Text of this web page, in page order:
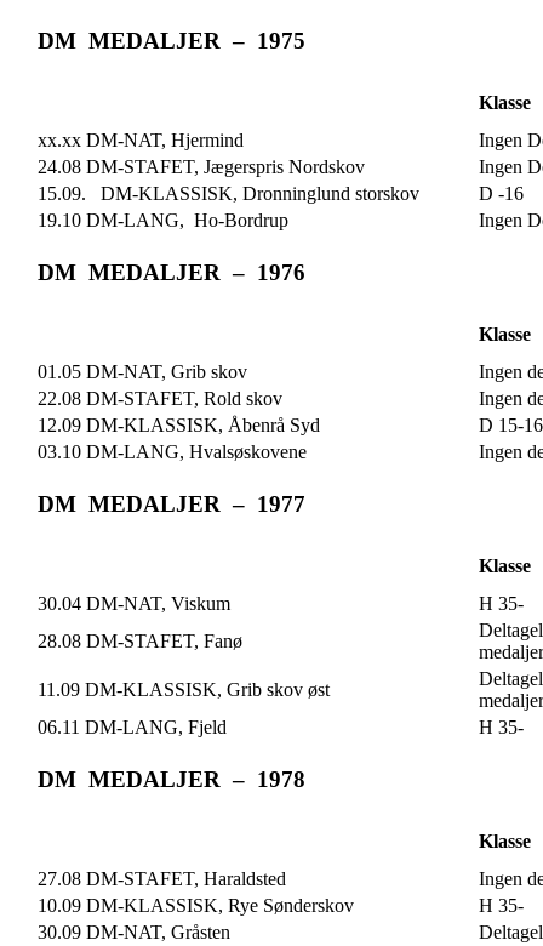
DM MEDALJER – 1975
Klasse
xx.xx DM-NAT, Hjermind
Ingen
24.08 DM-STAFET, Jægerspris Nordskov
Ingen
15.09. DM-KLASSISK, Dronninglund storskov
D -16
19.10 DM-LANG, Ho-Bordrup
Ingen
DM MEDALJER – 1976
Klasse
01.05 DM-NAT, Grib skov
Ingen
22.08 DM-STAFET, Rold skov
Ingen
12.09 DM-KLASSISK, Åbenrå Syd
D 15-16
03.10 DM-LANG, Hvalsøskovene
Ingen
DM MEDALJER – 1977
Klasse
30.04 DM-NAT, Viskum
H 35-
28.08 DM-STAFET, Fanø
medaljer
11.09 DM-KLASSISK, Grib skov øst
medaljer
06.11 DM-LANG, Fjeld
H 35-
DM MEDALJER – 1978
Klasse
27.08 DM-STAFET, Haraldsted
Ingen
10.09 DM-KLASSISK, Rye Sønderskov
H 35-
30.09 DM-NAT, Gråsten